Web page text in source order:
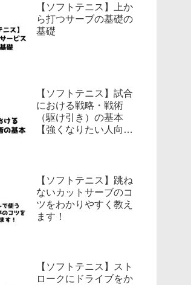
【ソフトテニス】上か
ら打つサーブの基礎の
基礎
【ソフトテニス】試合
における戦略・戦術
（駆け引き）の基本
【強くなりたい人向
【ソフトテニス】跳ね
ないカットサーブのコ
ツをわかりやすく教え
ます！
【ソフトテニス】スト
ロークにドライブをか